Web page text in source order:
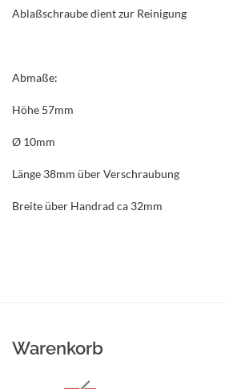
Ablaßschraube dient zur Reinigung
Abmaße:
Höhe 57mm
Ø 10mm
Länge 38mm über Verschraubung
Breite über Handrad ca 32mm
Warenkorb